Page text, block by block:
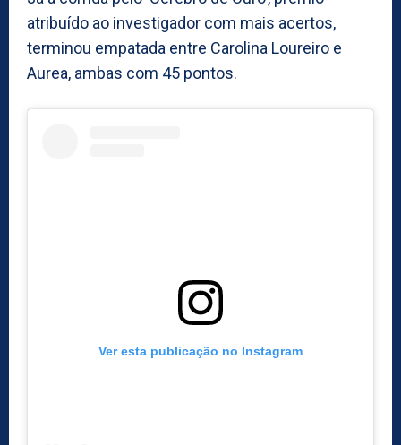
atribuído ao investigador com mais acertos,
terminou empatada entre Carolina Loureiro e
Aurea, ambas com 45 pontos.
Ver esta publicação no Instagram